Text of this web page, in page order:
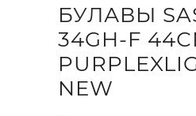
БУЛАВЫ
34GH-F
NEW